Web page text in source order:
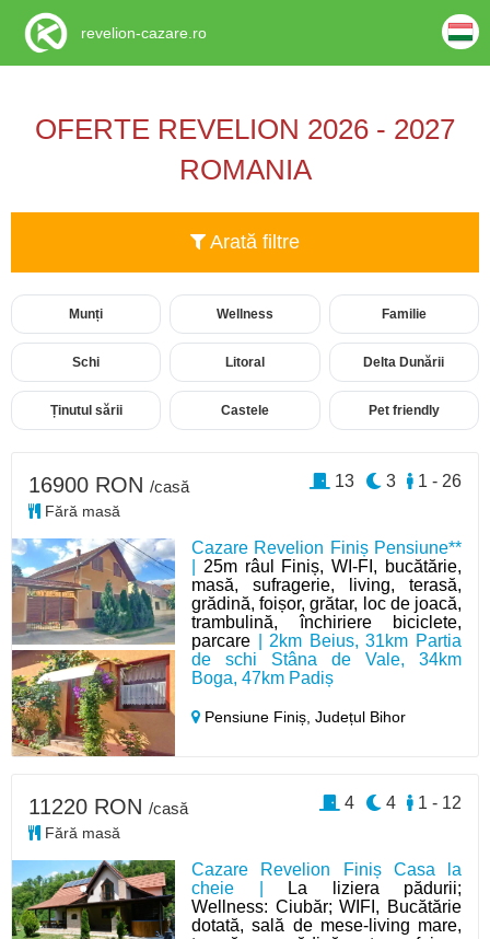
OFERTE REVELION 2026 - 2027
ROMANIA
Arată filtre
Munți Wellness Familie
Schi Litoral Delta Dunării
Ținutul sării Castele Pet friendly
Cazare Revelion Finiș Pensiune**
25m râul Finiș, WI-FI, bucătărie,
masă, sufragerie, living, terasă,
grădină, foișor, grătar, loc de joacă,
trambulină, închiriere biciclete,
parcare | 2km Beius, 31km Partia
de schi Stâna de Vale, 34km
Boga, 47km Padiș
Pensiune Finiș,Județul Bihor
16900 RON /casă
Fără masă
1 - 26
3
13
Cazare Revelion Finiș Casa la
cheie |
La liziera pădurii;
Wellness: Ciubăr; WIFI, Bucătărie
dotată, sală de mese-living mare,
11220 RON /casă
Fără masă
1 - 12
4
4
revelion-cazare.ro